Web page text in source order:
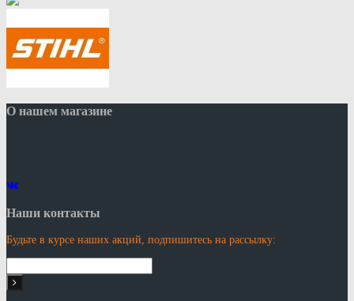
О нашем магазине
Наши контакты
Будьте в курсе наших акций, подпишитесь на рассылку: